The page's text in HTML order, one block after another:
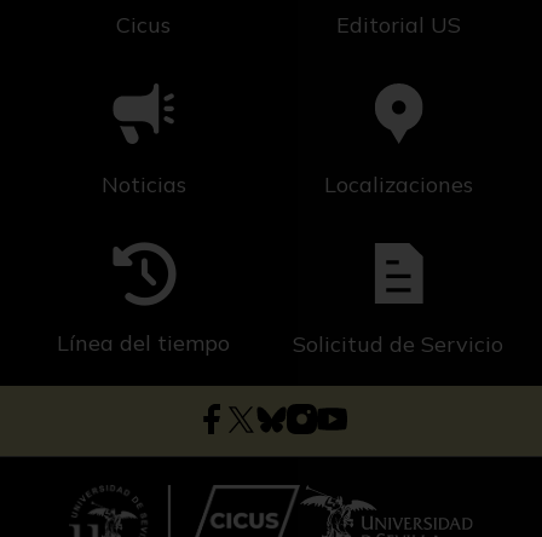
Cicus Editorial US
Noticias Localizaciones
Línea del tiempo Solicitud de Servicio